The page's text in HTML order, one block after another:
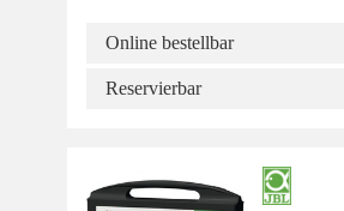
Online bestellbar
Reservierbar